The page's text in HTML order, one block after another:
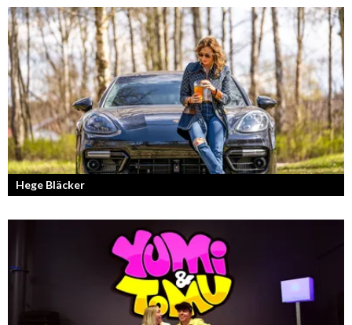
Vinnare av Hela Sverige Bakar 2017.
Hege Bläcker
Bilfantast, influencer och en av Lidköpings mest framgångsrika